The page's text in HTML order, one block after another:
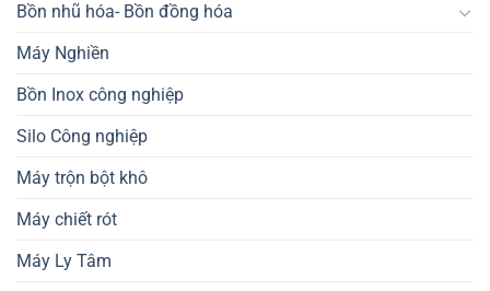
Bồn nhũ hóa- Bồn đồng hóa
Máy Nghiền
Bồn Inox công nghiệp
Silo Công nghiệp
Máy trộn bột khô
Máy chiết rót
Máy Ly Tâm